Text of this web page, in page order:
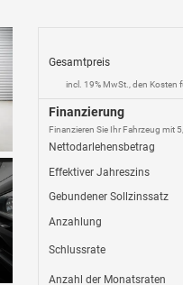
Gesamtpreis
incl. 19% MwSt., den Kosten
Finanzierung
Finanzieren Sie Ihr Fahrzeug mit
Nettodarlehensbetrag
Effektiver Jahreszins
Gebundener Sollzinssatz
Anzahlung
Schlussrate
Anzahl der Monatsraten